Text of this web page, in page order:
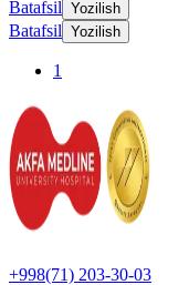
Batafsil Yozilish
Batafsil Yozilish
1
+998(71) 203-30-03